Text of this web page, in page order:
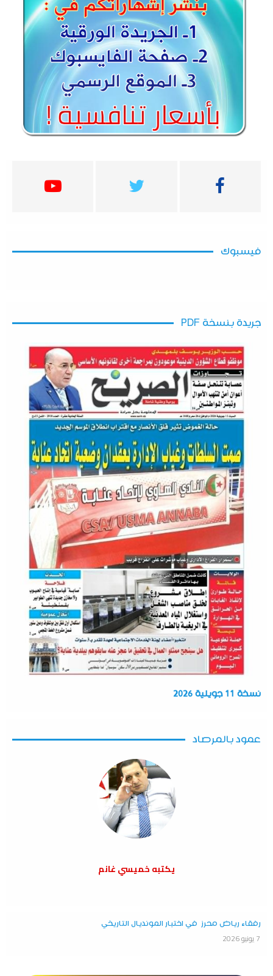
فيسبوك
جريدة بنسخة PDF
نسخة 11 جويلية 2026
عمود بالمرصاد
يكتبه خميسي غانم
رفقاء رياض محرز في اختبار المونديال التاريخي
7 يونيو 2026